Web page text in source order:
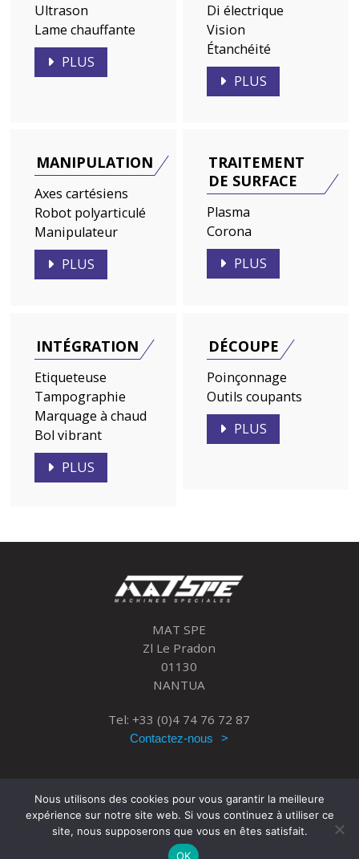
Ultrason
Lame chauffante
PLUS
Di électrique
Vision
Étanchéité
PLUS
MANIPULATION
Axes cartésiens
Robot polyarticulé
Manipulateur
PLUS
TRAITEMENT
DE SURFACE
Plasma
Corona
PLUS
INTÉGRATION
Etiqueteuse
Tampographie
Marquage à chaud
Bol vibrant
PLUS
DÉCOUPE
Poinçonnage
Outils coupants
PLUS
MAT SPE
Zl Le Pradon
01130
NANTUA
Tel: +33 (0)4 74 76 72 87
Contactez-nous
Nous utilisons des cookies pour vous garantir la meilleure
expérience sur notre site web. Si vous continuez à utiliser ce
site, nous supposerons que vous en êtes satisfait.
OK